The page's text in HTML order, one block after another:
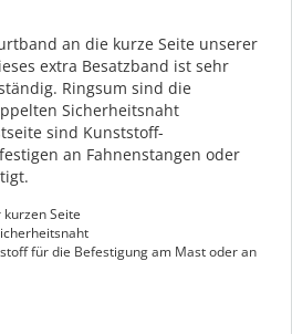
an die kurze Seite unserer
extra Besatzband ist sehr
Ringsum sind die
Sicherheitsnaht
sind Kunststoff-
an Fahnenstangen oder
Seite
für die Befestigung am Mast oder an